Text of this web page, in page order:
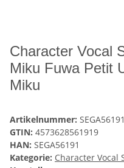
Character Vocal
Miku Fuwa Petit
Miku
Artikelnummer: SEGA56191
GTIN: 4573628561919
HAN: SEGA56191
Kategorie: Character Vocal